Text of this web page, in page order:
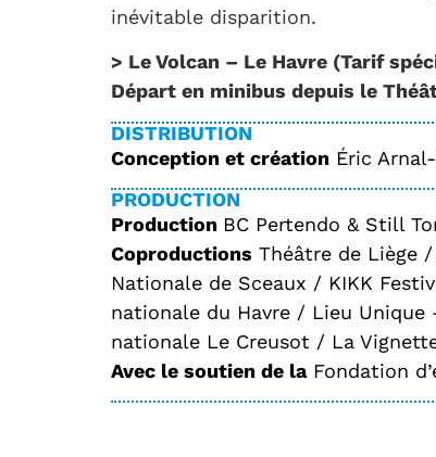
inévitable disparition.
> Le Volcan – Le Havre (Tarif
Départ en minibus depuis le
DISTRIBUTION
Conception et création Éric
PRODUCTION
Production BC Pertendo & Still
Coproductions Théâtre de Liège
Nationale de Sceaux / KIKK
nationale du Havre / Lieu Unique
nationale Le Creusot / La
Avec le soutien de laFondation